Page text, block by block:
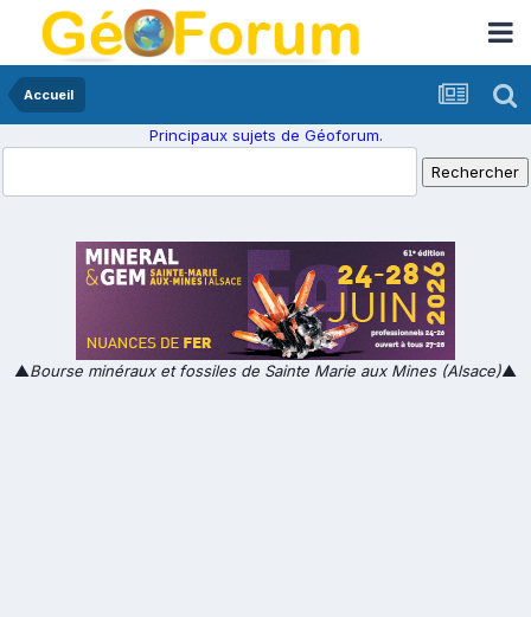
Accueil
Principaux sujets de Géoforum.
▲Bourse minéraux et fossiles de Sainte Marie aux Mines (Alsace)▲